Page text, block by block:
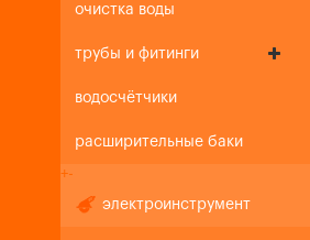
очистка воды
трубы и фитинги
водосчётчики
расширительные баки
+-
электроинструмент